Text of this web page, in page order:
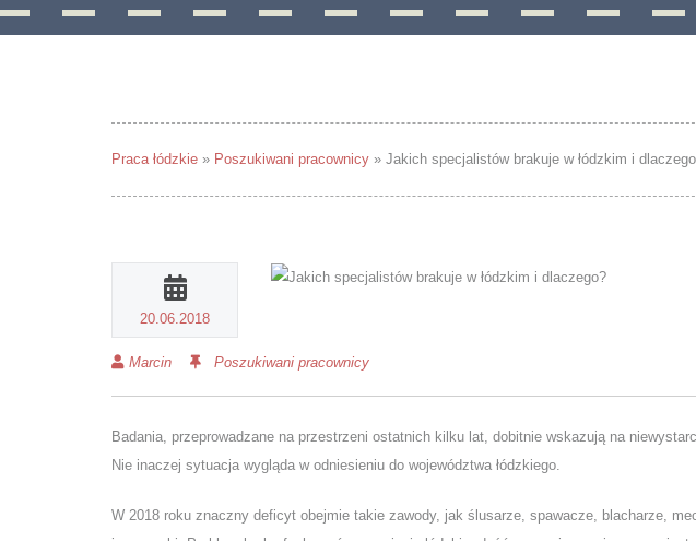
Praca łódzkie » Poszukiwani pracownicy » Jakich specjalistów brakuje w łódzkim i
20.06.2018
Marcin Poszukiwani pracownicy
Badania, przeprowadzane na przestrzeni ostatnich kilku lat, dobitnie wskazują na
Nie inaczej sytuacja wygląda w odniesieniu do województwa łódzkiego.
W 2018 roku znaczny deficyt obejmie takie zawody, jak ślusarze, spawacze, blacharze,